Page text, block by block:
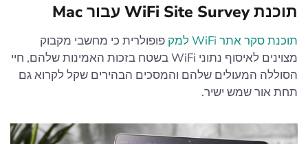
תוכנת WiFi Site Survey עבור Mac
תוכנת סקר אתר WiFi למק
פופולרית כי מחשבי מקבוק
מצוינים לאיסוף נתוני WiFi בשטח בזכות האמינות שלהם, חיי
הסוללה המעולים שלהם והמסכים הבהירים שקל לקרוא גם
תחת אור שמש ישיר.